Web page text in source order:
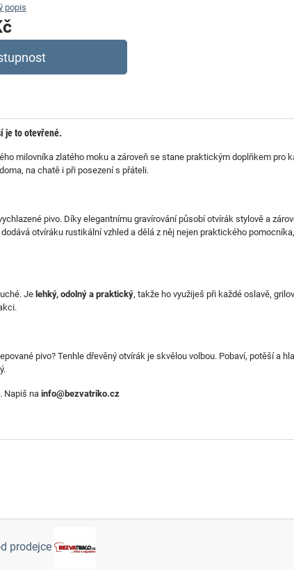
popis
je to otevřené.
milovníka zlatého moku a zároveň se stane praktickým doplňkem pro
na chatě i při posezení s přáteli.
pivo. Díky elegantnímu gravírování působí otvírák stylově a
dodává otvíráku rustikální vzhled a dělá z něj nejen praktického
Je lehký, odolný a praktický, takže ho využiješ při každé oslavě,
pivo? Tenhle dřevěný otvírák je skvělou volbou. Pobaví, potěší a
Napiš na info@bezvatriko.cz
prodejce